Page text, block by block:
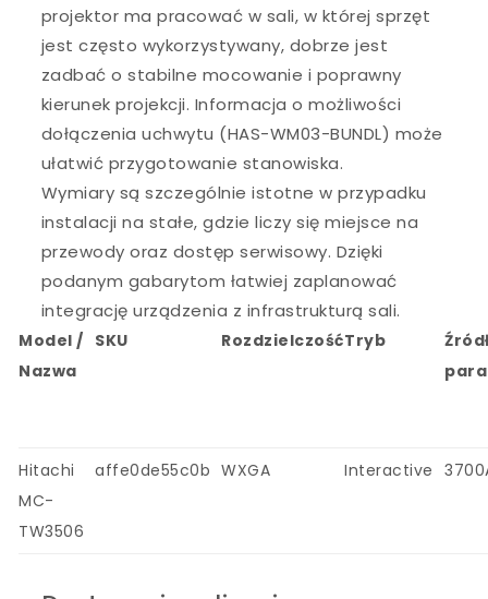
projektor ma pracować w sali, w której sprzęt
jest często wykorzystywany, dobrze jest
zadbać o stabilne mocowanie i poprawny
kierunek projekcji. Informacja o możliwości
dołączenia uchwytu (HAS-WM03-BUNDL) może
ułatwić przygotowanie stanowiska.
Wymiary są szczególnie istotne w przypadku
instalacji na stałe, gdzie liczy się miejsce na
przewody oraz dostęp serwisowy. Dzięki
podanym gabarytom łatwiej zaplanować
integrację urządzenia z infrastrukturą sali.
Model /
Nazwa
SKU RozdzielczośćTryb
Hitachi
MC-
TW3506
affe0de55c0b WXGA Interactive